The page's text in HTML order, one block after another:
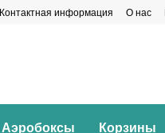
Контактная информация О нас
Аэробоксы Корзины